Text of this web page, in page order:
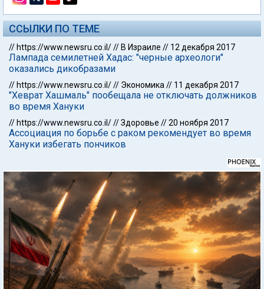
ССЫЛКИ ПО ТЕМЕ
// https://www.newsru.co.il/// В Израиле // 12 декабря 2017
Лампада семилетней Хадас: "черные археологи"
оказались дикобразами
// https://www.newsru.co.il/// Экономика // 11 декабря 2017
"Хеврат Хашмаль" пообещала не отключать должников
во время Хануки
// https://www.newsru.co.il///Здоровье //20 ноября 2017
Ассоциация по борьбе с раком рекомендует во время
Хануки избегать пончиков